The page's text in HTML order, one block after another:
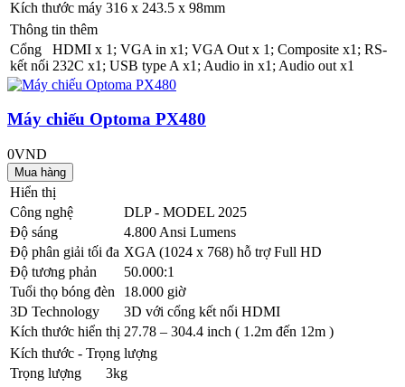
Kích thước máy 316 x 243.5 x 98mm
Thông tin thêm
Cổng
kết nối
HDMI x 1; VGA in x1; VGA Out x 1; Composite x1; RS-
232C x1; USB type A x1; Audio in x1; Audio out x1
Máy chiếu Optoma PX480
0VND
Hiển thị
Công nghệ
DLP - MODEL 2025
Độ sáng
4.800 Ansi Lumens
Độ phân giải tối đa XGA (1024 x 768) hỗ trợ Full HD
Độ tương phản
50.000:1
Tuổi thọ bóng đèn
18.000 giờ
3D Technology
3D với cổng kết nối HDMI
Kích thước hiển thị 27.78 – 304.4 inch ( 1.2m đến 12m )
Kích thước - Trọng lượng
Trọng lượng
3kg